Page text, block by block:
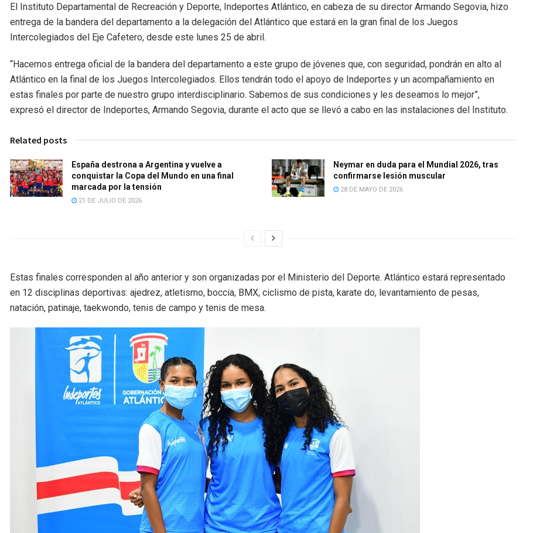
El Instituto Departamental de Recreación y Deporte, Indeportes Atlántico, en cabeza de su director Armando Segovia, hizo
entrega de la bandera del departamento a la delegación del Atlántico que estará en la gran final de los Juegos
Intercolegiados del Eje Cafetero, desde este lunes 25 de abril.
“Hacemos entrega oficial de la bandera del departamento a este grupo de jóvenes que, con seguridad, pondrán en alto al
Atlántico en la final de los Juegos Intercolegiados. Ellos tendrán todo el apoyo de Indeportes y un acompañamiento en
estas finales por parte de nuestro grupo interdisciplinario. Sabemos de sus condiciones y les deseamos lo mejor”,
expresó el director de Indeportes, Armando Segovia, durante el acto que se llevó a cabo en las instalaciones del Instituto.
Related posts
España destrona a Argentina y vuelve a
conquistar la Copa del Mundo en una final
marcada por la tensión
21 DE JULIO DE 2026
Neymar en duda para el Mundial 2026, tras
confirmarse lesión muscular
28 DE MAYO DE 2026
Estas finales corresponden al año anterior y son organizadas por el Ministerio del Deporte. Atlántico estará representado
en 12 disciplinas deportivas: ajedrez, atletismo, boccia, BMX, ciclismo de pista, karate do, levantamiento de pesas,
natación, patinaje, taekwondo, tenis de campo y tenis de mesa.